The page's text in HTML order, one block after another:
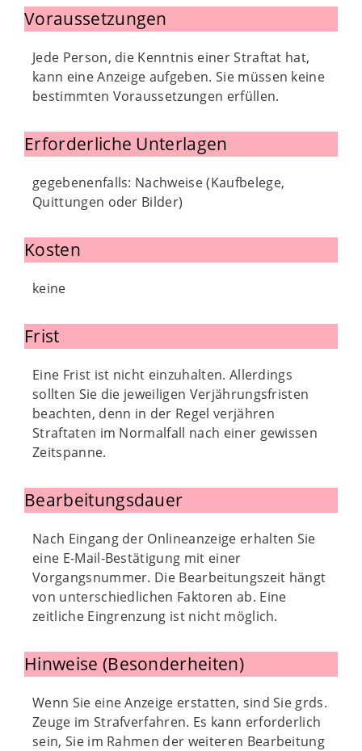
Voraussetzungen
Jede Person, die Kenntnis einer Straftat hat,
kann eine Anzeige aufgeben. Sie müssen keine
bestimmten Voraussetzungen erfüllen.
Erforderliche Unterlagen
gegebenenfalls: Nachweise (Kaufbelege,
Quittungen oder Bilder)
Kosten
keine
Frist
Eine Frist ist nicht einzuhalten. Allerdings
sollten Sie die jeweiligen Verjährungsfristen
beachten, denn in der Regel verjähren
Straftaten im Normalfall nach einer gewissen
Zeitspanne.
Bearbeitungsdauer
Nach Eingang der Onlineanzeige erhalten Sie
eine E-Mail-Bestätigung mit einer
Vorgangsnummer. Die Bearbeitungszeit hängt
von unterschiedlichen Faktoren ab. Eine
zeitliche Eingrenzung ist nicht möglich.
Hinweise (Besonderheiten)
Wenn Sie eine Anzeige erstatten, sind Sie grds.
Zeuge im Strafverfahren. Es kann erforderlich
sein, Sie im Rahmen der weiteren Bearbeitung